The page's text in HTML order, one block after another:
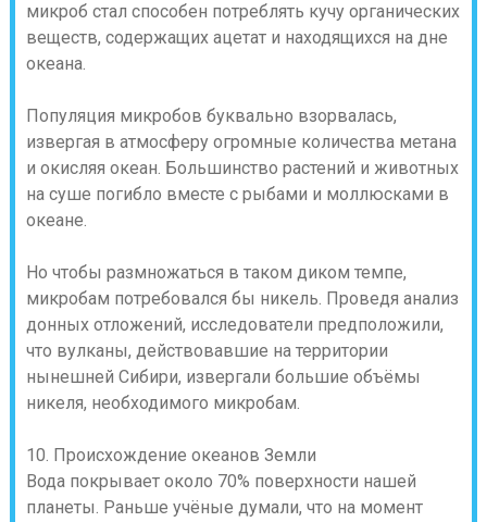
микроб стал способен потреблять кучу органических
веществ, содержащих ацетат и находящихся на дне
океана.
Популяция микробов буквально взорвалась,
извергая в атмосферу огромные количества метана
и окисляя океан. Большинство растений и животных
на суше погибло вместе с рыбами и моллюсками в
океане.
Но чтобы размножаться в таком диком темпе,
микробам потребовался бы никель. Проведя анализ
донных отложений, исследователи предположили,
что вулканы, действовавшие на территории
нынешней Сибири, извергали большие объёмы
никеля, необходимого микробам.
10. Происхождение океанов Земли
Вода покрывает около 70% поверхности нашей
планеты. Раньше учёные думали, что на момент